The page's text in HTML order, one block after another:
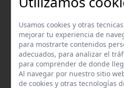
Contacta con
Usamos cookies y otras
mejorar tu experiencia de
para mostrarte contenidos
adecuados, para analizar el
para comprender de donde
Al navegar por nuestro sitio
de cookies y otras tecnologías